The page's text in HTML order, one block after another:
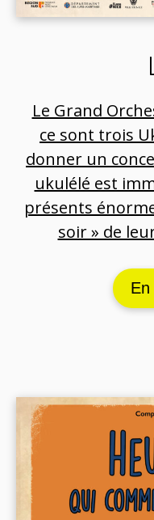
Le Grand
ce sont trois
donner un
ukulélé est
présents
soir » de